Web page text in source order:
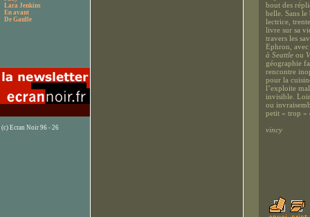
Lara Jenkins
En avant
De Gaulle
(c) Ecran Noir 96 - 26
bout des
belle. Sans
lectrice,
livre sur sa
travers les
Ephron,
à Seattle ou
géographie
rencontre
pour la
l’exploite
invisible.
ou
petit « trop »
vincy